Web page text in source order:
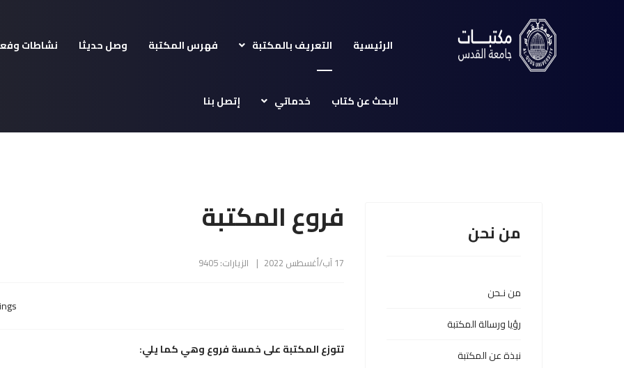
الرئيسية التعريف بالمكتبة فهرس المكتبة وصل حديثا نشاطات
البحث عن كتاب خدماتي إتصل بنا
من نحن
من نـحن
رؤيا ورسالة المكتبة
نبذة عن المكتبة
فروع المكتبة
17 آب/أغسطس 2022 الزيارات: 9405
تتوزع المكتبة على خمسة فروع وهي كما يلي: